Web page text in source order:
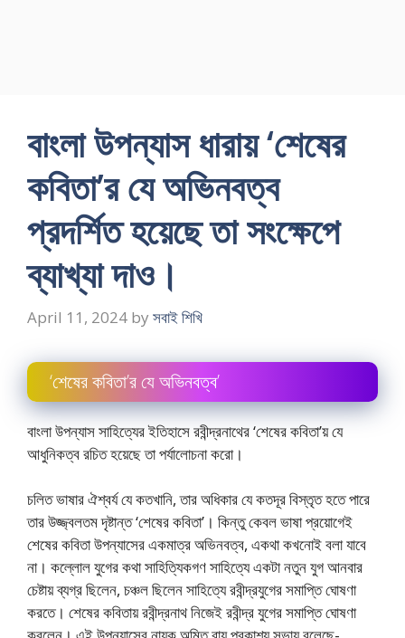
বাংলা উপন্যাস ধারায় ‘শেষের
কবিতা’র যে অভিনবত্ব
প্রদর্শিত হয়েছে তা সংক্ষেপে
ব্যাখ্যা দাও।
April 11, 2024 by সবাই শিখি
‘শেষের কবিতা’র যে অভিনবত্ব’
বাংলা উপন্যাস সাহিত্যের ইতিহাসে রবীন্দ্রনাথের ‘শেষের কবিতা’য় যে
আধুনিকত্ব রচিত হয়েছে তা পর্যালােচনা করাে।
চলিত ভাষার ঐশ্বর্য যে কতখানি, তার অধিকার যে কতদূর বিস্তৃত হতে পারে
তার উজ্জ্বলতম দৃষ্টান্ত ‘শেষের কবিতা’। কিন্তু কেবল ভাষা প্রয়ােগেই
শেষের কবিতা উপন্যাসের একমাত্র অভিনবত্ব, একথা কখনােই বলা যাবে
না। কল্লোল যুগের কথা সাহিত্যিকগণ সাহিত্যে একটা নতুন যুগ আনবার
চেষ্টায় ব্যগ্র ছিলেন, চঞ্চল ছিলেন সাহিত্যে রবীন্দ্রযুগের সমাপ্তি ঘােষণা
করতে। শেষের কবিতায় রবীন্দ্রনাথ নিজেই রবীন্দ্র যুগের সমাপ্তি ঘােষণা